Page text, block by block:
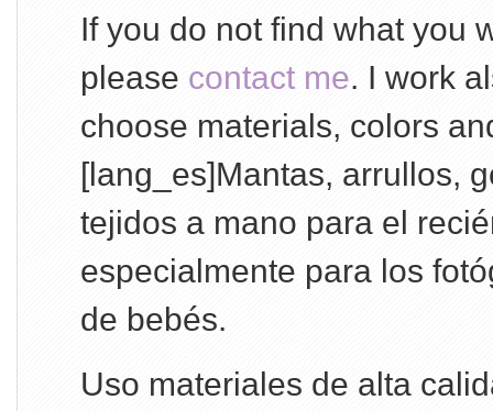
If you do not find what you
please contact me. I work
choose materials, colors
[lang_es]Mantas, arrullos,
tejidos a mano para el
especialmente para los
de bebés.
Uso materiales de alta